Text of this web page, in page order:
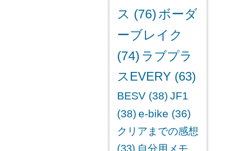
ス (76) ボーダ
ーブレイク
(74) ラブプラ
スEVERY(63)
BESV(38) JF1
(38) e-bike (36)
クリアまでの感想
(33) 自分用メモ